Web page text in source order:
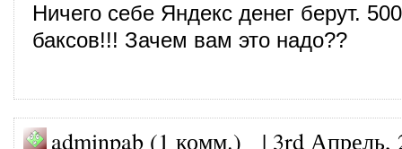
Ничего себе Яндекс денег берут. 500
баксов!!! Зачем вам это надо??
adminpab (1 комм.) | 3rd Апрель,